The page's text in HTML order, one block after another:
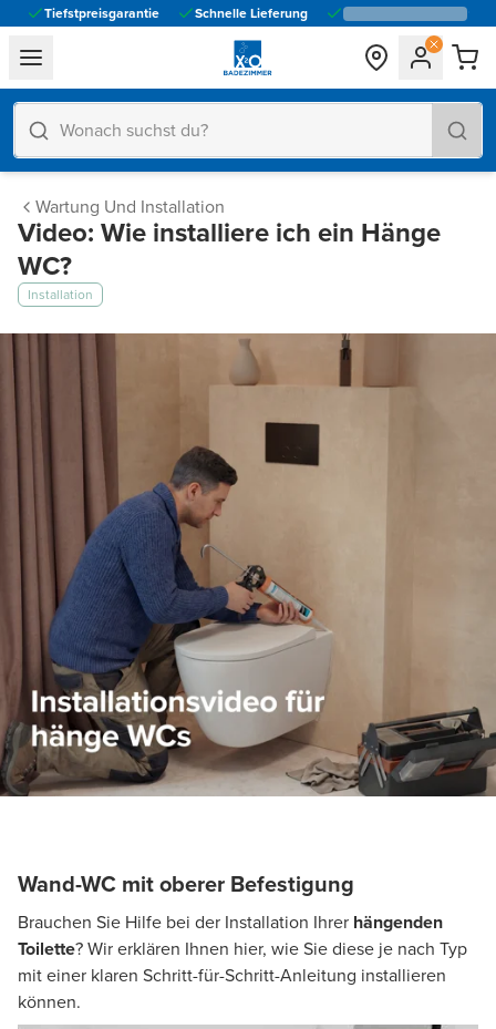
Tiefstpreisgarantie Schnelle Lieferung
general.navigation.toggle_menu.label
Wartung Und Installation
Video: Wie installiere ich ein Hänge
WC?
Installation
Wand-WC mit oberer Befestigung
Brauchen Sie Hilfe bei der Installation Ihrer hängenden
Toilette? Wir erklären Ihnen hier, wie Sie diese je nach Typ
mit einer klaren Schritt-für-Schritt-Anleitung installieren
können.